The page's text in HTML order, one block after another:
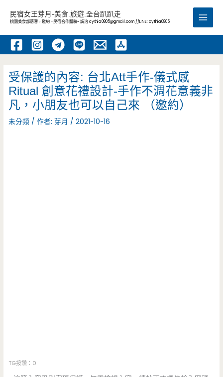
內
民宿女王芽月-美食.旅遊.全台趴趴走
桃園美食部落客，邀約 -民宿合作體驗~ 請洽cythia0805@gmail.com //LINE: cythia0805
Main
受保護的內容: 台北Att手作-儀式感
Ritual 創意花禮設計-手作不淍花意義非
凡，小朋友也可以自己來 （邀約）
未分類 / 作者:芽月 /2021-10-16
TG按讚：0